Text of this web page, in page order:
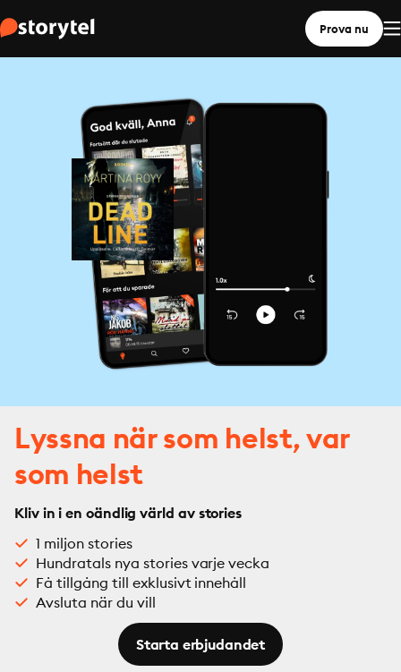
Prova nu
Lyssna när som helst, var
som helst
Kliv in i en oändlig värld av stories
1 miljon stories
Hundratals nya stories varje vecka
Få tillgång till exklusivt innehåll
Avsluta när du vill
Starta erbjudandet